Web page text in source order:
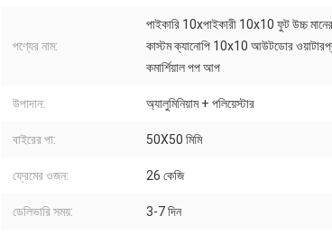
পণ্যের নাম:
পাইকারি 10xপাইকারী 10x10 ফুট উচ্চ মানের
কাস্টম ক্যানোপি 10x10 আউটডোর
কমার্শিয়াল পপ আপ
উপাদান: অ্যালুমিনিয়াম + পলিয়েস্টার
বাইরের পা: 50X50 মিমি
ফ্রেমের ওজন: 26 কেজি
ডেলিভারি সময়: 3-7 দিন